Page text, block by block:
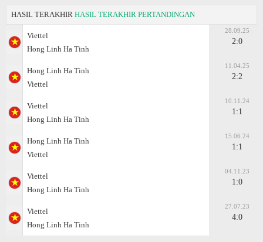
HASIL TERAKHIR HASIL TERAKHIR PERTANDINGAN
Viettel
Hong Linh Ha Tinh
28.09.25
2:0
Hong Linh Ha Tinh
Viettel
11.04.25
2:2
Viettel
Hong Linh Ha Tinh
10.11.24
1:1
Hong Linh Ha Tinh
Viettel
15.06.24
1:1
Viettel
Hong Linh Ha Tinh
04.11.23
1:0
Viettel
Hong Linh Ha Tinh
27.07.23
4:0